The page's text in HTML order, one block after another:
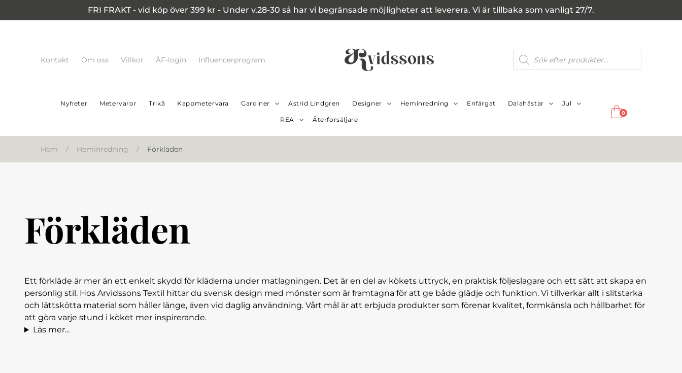
FRI FRAKT - vid köp över 399 kr - Under v.28-30 så har vi begränsade möjligheter att leverera. Vi är tillbaka som vanligt 27/7.
Kontakt Om oss Villkor ÅF-login Influencerprogram
Produktsökning
Nyheter Metervaror Trikå Kappmetervara Gardiner Astrid Lindgren Designer Heminredning Enfärgat Dalahästar Jul
REA Återforsäljare
0
Hem / Heminredning / Förkläden
Förkläden
Ett förkläde är mer än ett enkelt skydd för kläderna under matlagningen. Det är en del av kökets uttryck, en praktisk följeslagare och ett sätt att skapa en
personlig stil. Hos Arvidssons Textil hittar du svensk design med mönster som är framtagna för att ge både glädje och funktion. Vi tillverkar allt i slitstarka
och lättskötta material som håller länge, även vid daglig användning. Vårt mål är att erbjuda produkter som förenar kvalitet, formkänsla och hållbarhet för
att göra varje stund i köket mer inspirerande.
Läs mer...